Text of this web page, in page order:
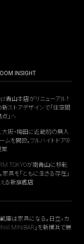
INSIGHT
青山本店がリニューアル！
ストアデザインで「住空間
」へ
大阪・梅田に近畿初の無人
ムを開設。フルハイトドア®
案
TOKYOが南青山に移転
家具を「ともに生きる存在」
える新旗艦店
庫は家具になる。日立×カ
MINIBAR」を新横浜で展